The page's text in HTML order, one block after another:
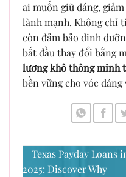
ai muốn giữ dáng,
lành mạnh. Không chỉ
còn đảm bảo dinh
bắt đầu thay đổi bằng
lương khô thông minh
bền vững cho vóc dáng
Texas Payday Loans
2025: Discover Why